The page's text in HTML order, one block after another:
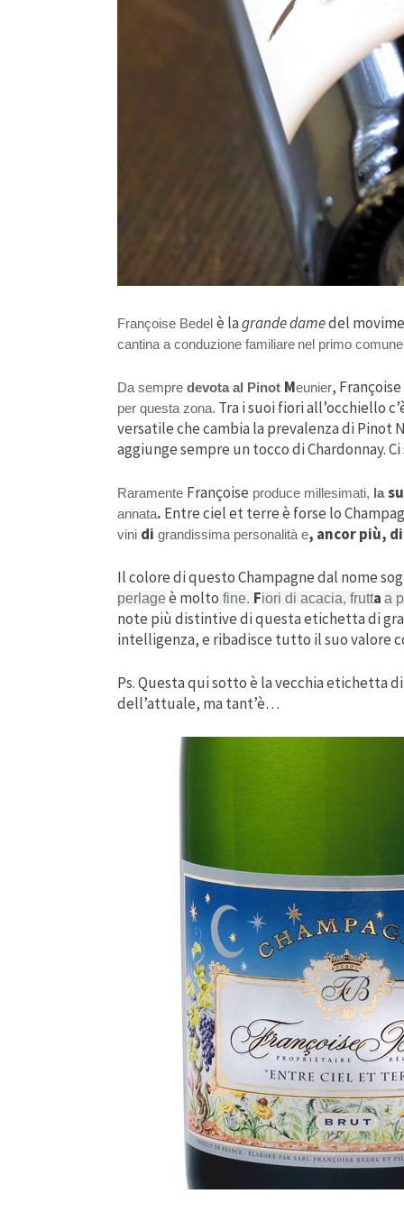
Françoise Bedel è lagrande damedel
cantina a conduzione familiare nel primo
Da sempre devota al Pinot Meunier, Françoise
per questa zona. Tra i suoi fiori all’occhiello
versatile che cambia la prevalenza di Pinot
aggiunge sempre un tocco di Chardonnay.
Raramente Françoise produce millesimati, la
annata. Entre ciel et terre è forse lo
vini di grandissima personalità e, ancor più, di
Il colore di questo Champagne dal nome
perlage è molto fine. Fiori di acacia, frutta a
note più distintive di questa etichetta di
intelligenza, e ribadisce tutto il suo valore
Ps. Questa qui sotto è la vecchia etichetta
dell’attuale, ma tant’è…